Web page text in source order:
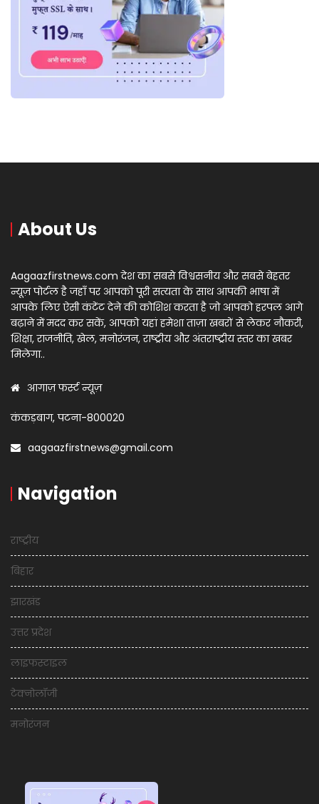
About Us
Aagaazfirstnews.com देश का सबसे विश्वसनीय और सबसे बेहतर
न्यूज़ पोर्टल है जहाँ पर आपको पूरी सत्यता के साथ आपकी भाषा में
आपके लिए ऐसी कंटेंट देने की कोशिश करता है जो आपको हरपल आगे
बढ़ाने में मदद कर सकें, आपको यहां हमेशा ताज़ा खबरों से लेकर नौकरी,
शिक्षा, राजनीति, खेल, मनोरंजन, राष्ट्रीय और अंतराष्ट्रीय स्तर का खबर
मिलेगा..
आगाज़ फर्स्ट न्यूज़
कंकड़बाग, पटना-800020
aagaazfirstnews@gmail.com
Navigation
राष्ट्रीय
बिहार
झारखंड
उत्तर प्रदेश
लाइफस्टाइल
टेक्नोलॉजी
मनोरंजन